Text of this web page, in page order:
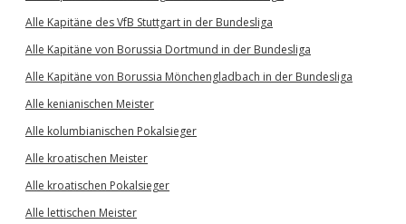
Alle Kapitäne des VfB Stuttgart in der Bundesliga
Alle Kapitäne von Borussia Dortmund in der Bundesliga
Alle Kapitäne von Borussia Mönchengladbach in der Bundesliga
Alle kenianischen Meister
Alle kolumbianischen Pokalsieger
Alle kroatischen Meister
Alle kroatischen Pokalsieger
Alle lettischen Meister